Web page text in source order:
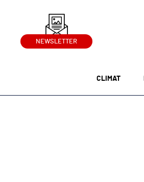
NEWSLETTER
CLIMAT